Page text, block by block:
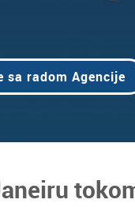
sa radom Agencije